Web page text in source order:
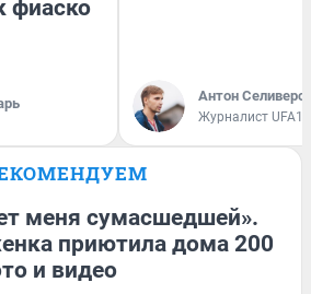
фиаско
Антон
Журналист
меня сумасшедшей».
приютила дома 200
и видео